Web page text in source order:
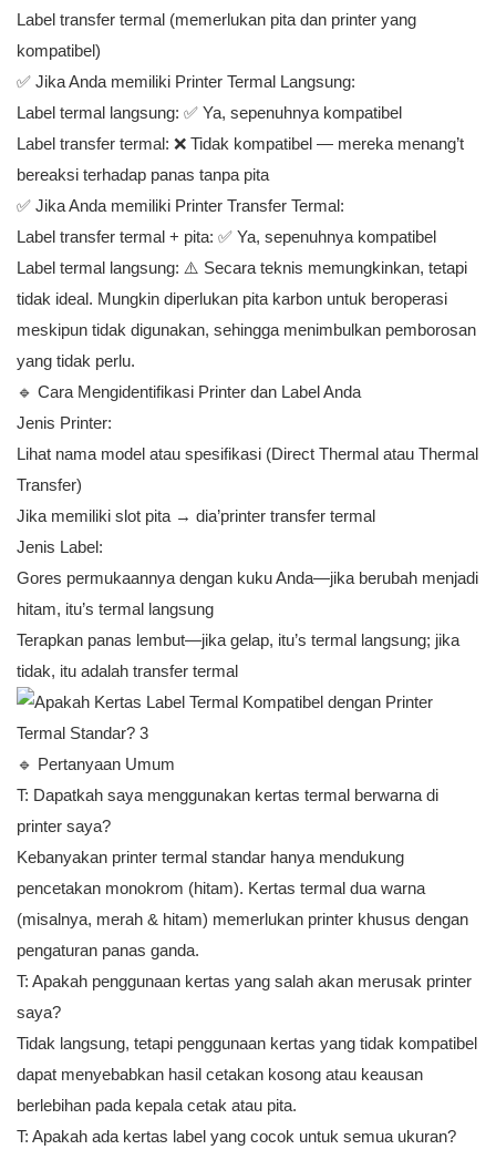
Label transfer termal (memerlukan pita dan printer yang
kompatibel)
✅ Jika Anda memiliki Printer Termal Langsung:
Label termal langsung: ✅ Ya, sepenuhnya kompatibel
Label transfer termal: ❌ Tidak kompatibel — mereka menang’t
bereaksi terhadap panas tanpa pita
✅ Jika Anda memiliki Printer Transfer Termal:
Label transfer termal + pita: ✅ Ya, sepenuhnya kompatibel
Label termal langsung: ⚠️ Secara teknis memungkinkan, tetapi
tidak ideal. Mungkin diperlukan pita karbon untuk beroperasi
meskipun tidak digunakan, sehingga menimbulkan pemborosan
yang tidak perlu.
🔹 Cara Mengidentifikasi Printer dan Label Anda
Jenis Printer:
Lihat nama model atau spesifikasi (Direct Thermal atau Thermal
Transfer)
Jika memiliki slot pita → dia’printer transfer termal
Jenis Label:
Gores permukaannya dengan kuku Anda—jika berubah menjadi
hitam, itu’s termal langsung
Terapkan panas lembut—jika gelap, itu’s termal langsung; jika
tidak, itu adalah transfer termal
🔹 Pertanyaan Umum
T: Dapatkah saya menggunakan kertas termal berwarna di
printer saya?
Kebanyakan printer termal standar hanya mendukung
pencetakan monokrom (hitam). Kertas termal dua warna
(misalnya, merah & hitam) memerlukan printer khusus dengan
pengaturan panas ganda.
T: Apakah penggunaan kertas yang salah akan merusak printer
saya?
Tidak langsung, tetapi penggunaan kertas yang tidak kompatibel
dapat menyebabkan hasil cetakan kosong atau keausan
berlebihan pada kepala cetak atau pita.
T: Apakah ada kertas label yang cocok untuk semua ukuran?